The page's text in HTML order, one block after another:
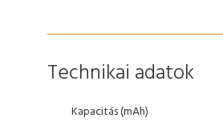
Technikai adatok
Kapacitás (mAh)